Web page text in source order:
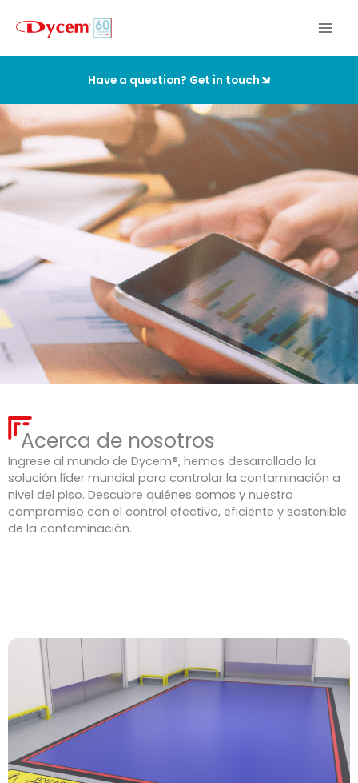
contenido
Have a question? Get in touch
Acerca de nosotros
Ingrese al mundo de Dycem®, hemos desarrollado la
solución líder mundial para controlar la contaminación a
nivel del piso. Descubre quiénes somos y nuestro
compromiso con el control efectivo, eficiente y sostenible
de la contaminación.